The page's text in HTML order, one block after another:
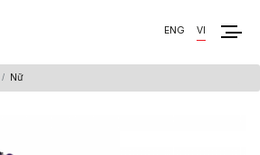
ENG VI
Nữ